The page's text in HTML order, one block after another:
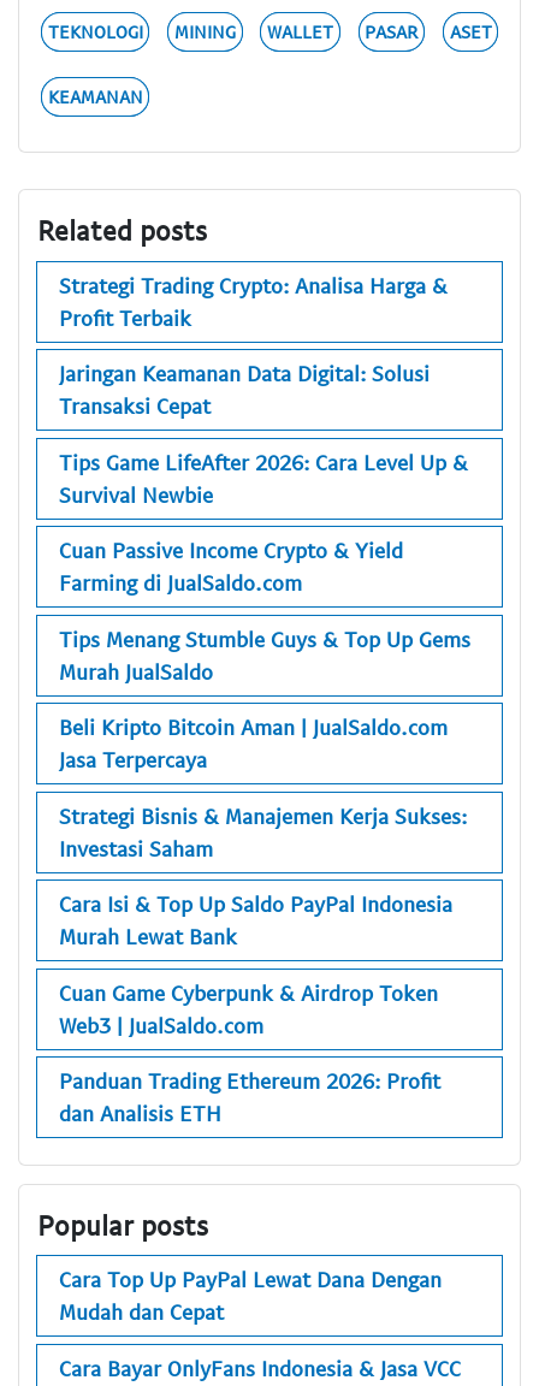
TEKNOLOGI MINING WALLET PASAR ASET
KEAMANAN
Related posts
Strategi Trading Crypto: Analisa Harga &
Profit Terbaik
Jaringan Keamanan Data Digital: Solusi
Transaksi Cepat
Tips Game LifeAfter 2026: Cara Level Up &
Survival Newbie
Cuan Passive Income Crypto & Yield
Farming di JualSaldo.com
Tips Menang Stumble Guys & Top Up Gems
Murah JualSaldo
Beli Kripto Bitcoin Aman | JualSaldo.com
Jasa Terpercaya
Strategi Bisnis & Manajemen Kerja Sukses:
Investasi Saham
Cara Isi & Top Up Saldo PayPal Indonesia
Murah Lewat Bank
Cuan Game Cyberpunk & Airdrop Token
Web3 | JualSaldo.com
Panduan Trading Ethereum 2026: Profit
dan Analisis ETH
Popular posts
Cara Top Up PayPal Lewat Dana Dengan
Mudah dan Cepat
Cara Bayar OnlyFans Indonesia & Jasa VCC